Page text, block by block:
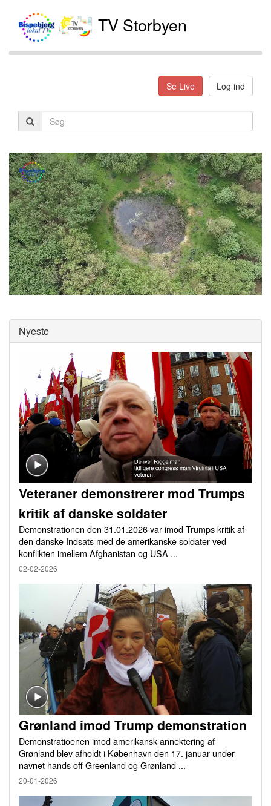
TV Storbyen
Se Live Log ind
0
seconds
Nyeste
Veteraner demonstrerer mod Trumps
kritik af danske soldater
Demonstrationen den 31.01.2026 var imod Trumps kritik af
den danske Indsats med de amerikanske soldater ved
konflikten imellem Afghanistan og USA ...
02-02-2026
Grønland imod Trump demonstration
Demonstratioenen imod amerikansk annektering af
Grønland blev afholdt i København den 17. januar under
navnet hands off Greenland og Grønland ...
20-01-2026